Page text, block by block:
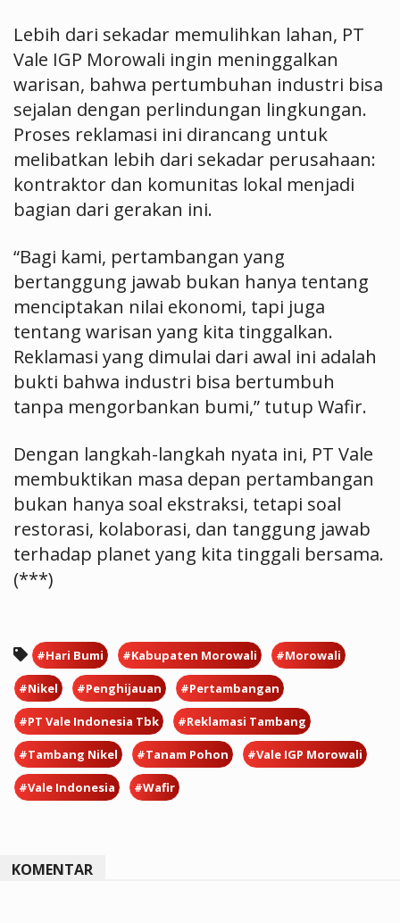
Lebih dari sekadar memulihkan lahan, PT
Vale IGP Morowali ingin meninggalkan
warisan, bahwa pertumbuhan industri bisa
sejalan dengan perlindungan lingkungan.
Proses reklamasi ini dirancang untuk
melibatkan lebih dari sekadar perusahaan:
kontraktor dan komunitas lokal menjadi
bagian dari gerakan ini.
“Bagi kami, pertambangan yang
bertanggung jawab bukan hanya tentang
menciptakan nilai ekonomi, tapi juga
tentang warisan yang kita tinggalkan.
Reklamasi yang dimulai dari awal ini adalah
bukti bahwa industri bisa bertumbuh
tanpa mengorbankan bumi,” tutup Wafir.
Dengan langkah-langkah nyata ini, PT Vale
membuktikan masa depan pertambangan
bukan hanya soal ekstraksi, tetapi soal
restorasi, kolaborasi, dan tanggung jawab
terhadap planet yang kita tinggali bersama.
(***)
#Hari Bumi #Kabupaten Morowali #Morowali
#Nikel #Penghijauan #Pertambangan
#PT Vale Indonesia Tbk #Reklamasi Tambang
#Tambang Nikel #Tanam Pohon #Vale IGP Morowali
#Vale Indonesia #Wafir
KOMENTAR